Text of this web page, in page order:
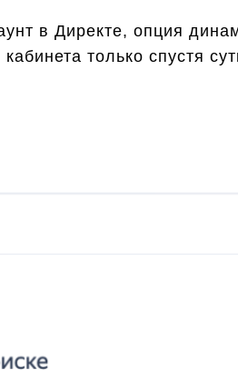
в Директе, опция
только спустя